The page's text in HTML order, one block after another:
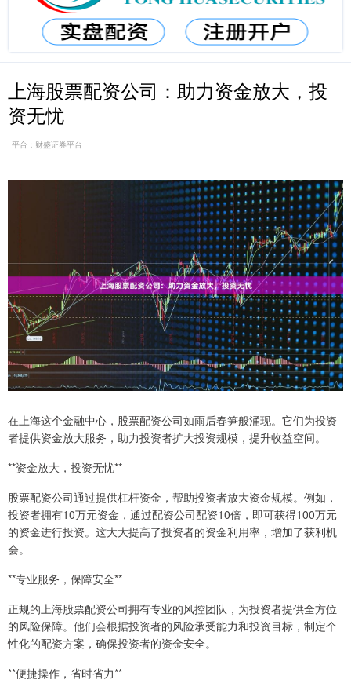
上海股票配资公司：助力资金放大，投
资无忧
平台：财盛证券平台
在上海这个金融中心，股票配资公司如雨后春笋般涌现。它们为投资
者提供资金放大服务，助力投资者扩大投资规模，提升收益空间。
**资金放大，投资无忧**
股票配资公司通过提供杠杆资金，帮助投资者放大资金规模。例如，
投资者拥有10万元资金，通过配资公司配资10倍，即可获得100万元
的资金进行投资。这大大提高了投资者的资金利用率，增加了获利机
会。
**专业服务，保障安全**
正规的上海股票配资公司拥有专业的风控团队，为投资者提供全方位
的风险保障。他们会根据投资者的风险承受能力和投资目标，制定个
性化的配资方案，确保投资者的资金安全。
**便捷操作，省时省力**